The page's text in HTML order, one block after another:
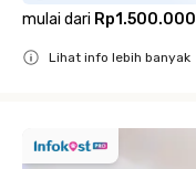
mulai dari Rp1.500.000
Lihat info lebih banyak